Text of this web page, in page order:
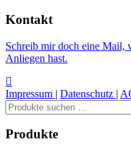
Kontakt
Schreib mir doch eine Mail,
Anliegen hast.
Impressum | Datenschutz |
Suchen
nach:
Produkte